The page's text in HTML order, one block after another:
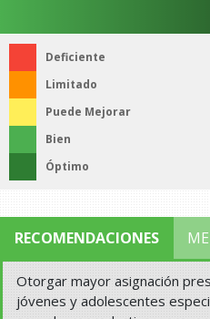
Deficiente
Limitado
Puede Mejorar
Bien
Óptimo
RECOMENDACIONES
Otorgar mayor asignación
jóvenes y adolescentes